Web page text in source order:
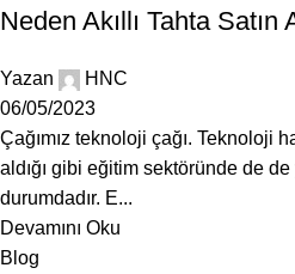
Neden Akıllı Tahta Satın
Yazan
HNC
06/05/2023
Çağımız teknoloji çağı. Teknoloji
aldığı gibi eğitim sektöründe de
durumdadır. E...
Devamını Oku
Blog